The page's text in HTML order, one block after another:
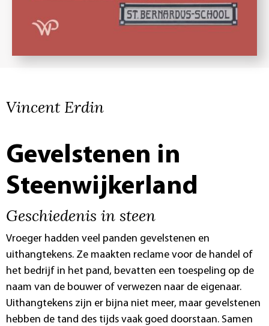
Vincent Erdin
Gevelstenen in
Steenwijkerland
Geschiedenis in steen
Vroeger hadden veel panden gevelstenen en
uithangtekens. Ze maakten reclame voor de handel of
het bedrijf in het pand, bevatten een toespeling op de
naam van de bouwer of verwezen naar de eigenaar.
Uithangtekens zijn er bijna niet meer, maar gevelstenen
hebben de tand des tijds vaak goed doorstaan. Samen